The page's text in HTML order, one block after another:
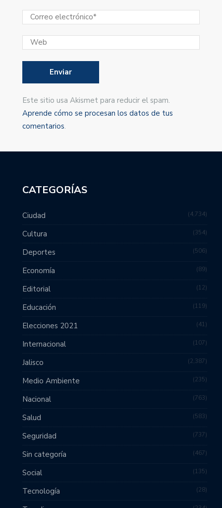
Este sitio usa Akismet para reducir el spam.
Aprende cómo se procesan los datos de tus
comentarios.
CATEGORÍAS
Ciudad 4,734
Cultura 354
Deportes 506
Economía 89
Editorial 12
Educación 119
Elecciones 2021 41
Internacional 107
Jalisco 2,387
Medio Ambiente 235
Nacional 763
Salud 583
Seguridad 737
Sin categoría 467
Social 135
Tecnología 28